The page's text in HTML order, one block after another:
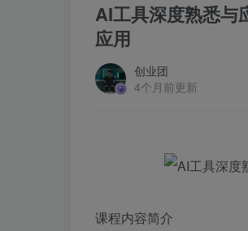
AI工具深度熟悉与
应用
创业团
4个月前更新
课程内容简介